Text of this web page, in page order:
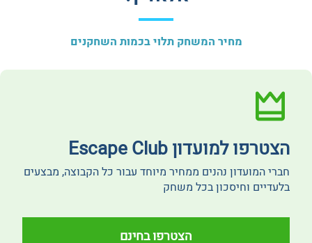
מחיר המשחק תלוי בכמות השחקנים
הצטרפו למועדון Escape Club
חברי המועדון נהנים ממחיר מיוחד עבור כל הקבוצה, מבצעים
בלעדיים וחיסכון בכל משחק
הצטרפו בחינם